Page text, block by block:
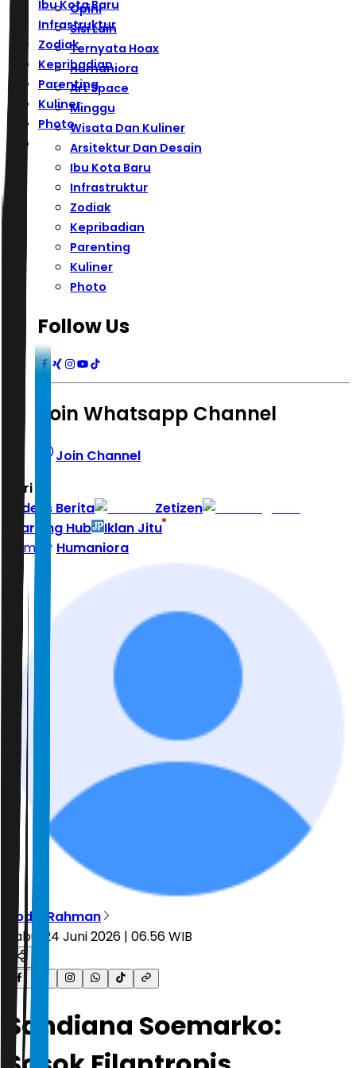
Ibu Kota Baru
Infrastruktur
Zodiak
Kepribadian
Parenting
Kuliner
Photo
Opini
Sisi Lain
Ternyata Hoax
Humaniora
Art Space
Minggu
Wisata Dan Kuliner
Arsitektur Dan Desain
Ibu Kota Baru
Infrastruktur
Zodiak
Kepribadian
Parenting
Kuliner
Photo
Follow Us
Join Whatsapp Channel
Join Channel
Hari ini
Indeks Berita
Zetizen
Learning Hub
Iklan Jitu
Home
Humaniora
Abdul Rahman
Rabu, 24 Juni 2026 | 06.56 WIB
Sandiana Soemarko: